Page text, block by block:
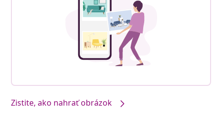
Zistite, ako nahrať obrázok